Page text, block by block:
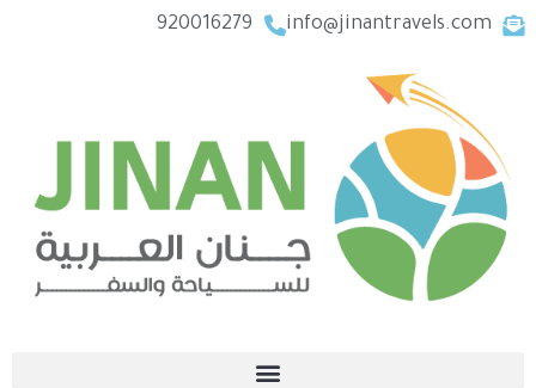
info@jinantravels.com
920016279